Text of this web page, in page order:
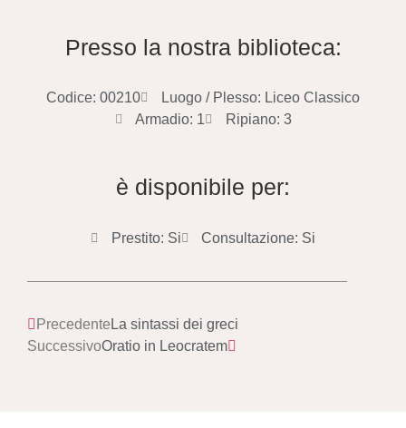
Presso la nostra biblioteca:
Codice: 00210
Luogo / Plesso: Liceo Classico
Armadio: 1
Ripiano: 3
è disponibile per:
Prestito: Si Consultazione: Si
Precedente La sintassi dei greci
SuccessivoOratio in Leocratem